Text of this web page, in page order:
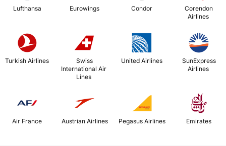
Lufthansa Eurowings Condor
Corendon
Airlines
Turkish Airlines
International Air
Lines
United Airlines
Airlines
Air France Austrian Airlines Emirates